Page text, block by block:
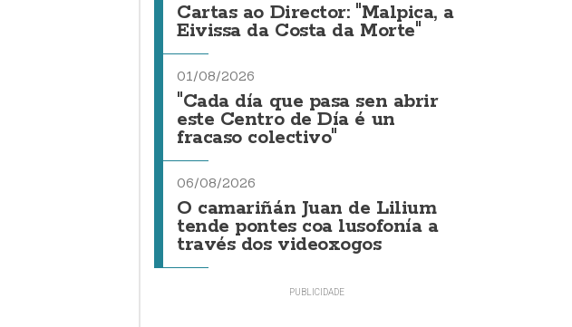
Cartas ao Director: "Malpica, a
Eivissa da Costa da Morte"
01/08/2026
"Cada día que pasa sen abrir
este Centro de Día é un
fracaso colectivo"
06/08/2026
O camariñán Juan de Lilium
tende pontes coa lusofonía a
través dos videoxogos